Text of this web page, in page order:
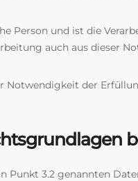
Person und ist die
auch aus dieser
Notwendigkeit der
Punkt 3.2 genannten